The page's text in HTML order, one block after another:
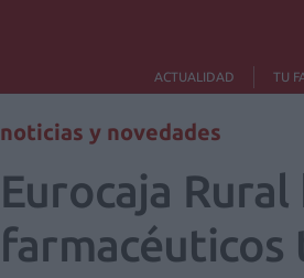
ACTUALIDAD TU
noticias y novedades
Eurocaja
farmacéuticos